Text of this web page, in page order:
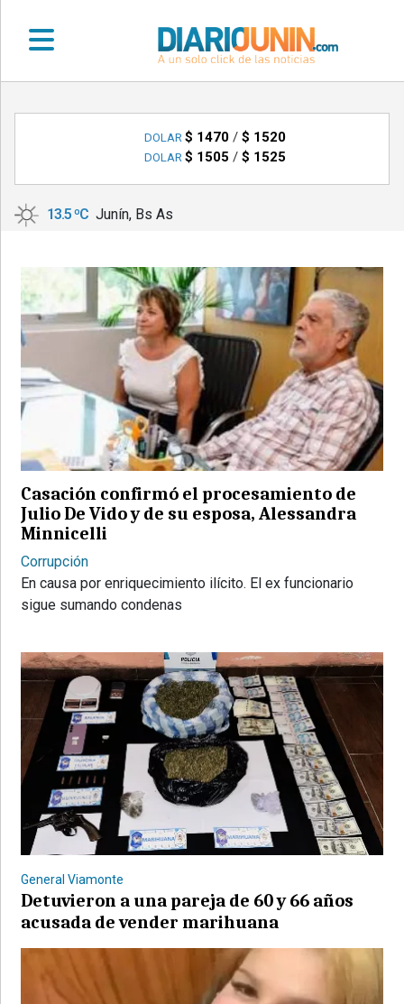
•
LOCALES
•
NOTICIAS
VARIAS
PROVINCIALES
REGIONALES
ESPECTÁCULOS
INTERNACIONALES
• SUPLEMENTOS
• RADIOS EN VIVO
©2007/2026
DOLAR $ 1470/ $ 1520
DOLAR $ 1505 / $ 1525
13.5 ºC Junín, Bs As
Casación confirmó el procesamiento de
Julio De Vido y de su esposa, Alessandra
Minnicelli
Corrupción
En causa por enriquecimiento ilícito. El ex funcionario
sigue sumando condenas
General Viamonte
Detuvieron a una pareja de 60 y 66 años
acusada de vender marihuana